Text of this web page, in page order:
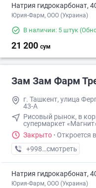
Натрия гидрокарбонат,
Юрия-Фарм, ООО (Украина)
В наличии: 5 штук
21 200 сум
Зам Зам Фарм
г. Ташкент, улица
43-А
Рисовый рынок, в
супермаркет
Закрыто · Откроется
+998 (88) XXX-XX-XX
смотреть
Натрия гидрокарбонат,
Юрия-Фарм, ООО (Украина)